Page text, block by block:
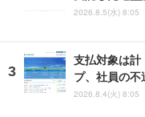
2026.8.5(水) 8:05
支払対象は
プ、社員の不
2026.8.4(火) 8:05